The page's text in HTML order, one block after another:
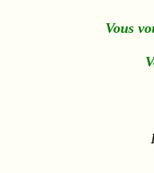
Vous